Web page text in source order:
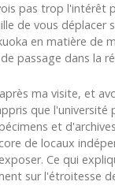
pas trop l'intérêt
de vous déplacer
en matière de
passage dans la
ma visite, et
que l'université
et
de locaux
Ce qui
sur l'étroitesse